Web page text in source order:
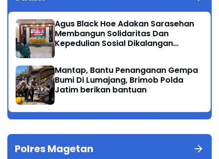
Agus Black Hoe Adakan Sarasehan
Membangun Solidaritas Dan
Kepedulian Sosial Dikalangan
Mantap, Bantu Penanganan Gempa
Bumi Di Lumajang, Brimob Polda
Jatim berikan bantuan
Polres Magetan